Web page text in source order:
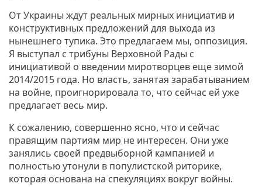
От Украины ждут реальных мирных инициатив и
конструктивных предложений для выхода из
нынешнего тупика. Это предлагаем мы, оппозиция.
Я выступал с трибуны Верховной Рады с
инициативой о введении миротворцев еще зимой
2014/2015 года. Но власть, занятая зарабатыванием
на войне, проигнорировала то, что сейчас ей уже
предлагает весь мир.
К сожалению, совершенно ясно, что и сейчас
правящим партиям мир не интересен. Они уже
занялись своей предвыборной кампанией и
полностью утонули в популистской риторике,
которая основана на спекуляциях вокруг войны.